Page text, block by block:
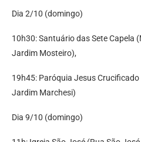
Dia 2/10 (domingo)
10h30: Santuário das Sete Capela
Jardim Mosteiro),
19h45: Paróquia Jesus
Jardim Marchesi)
Dia 9/10 (domingo)